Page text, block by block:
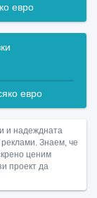
евро
евро
и надеждната
Знаем, че
ценим
проект да